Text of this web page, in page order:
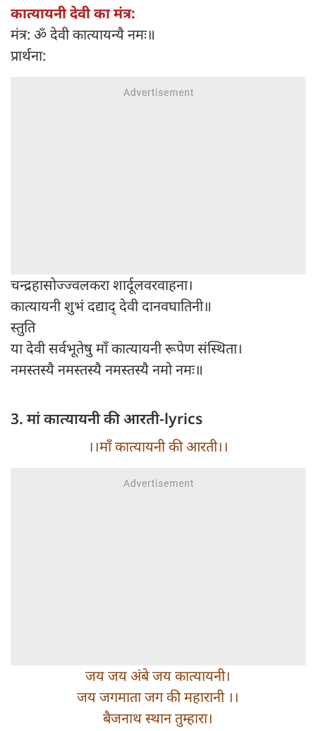
कात्यायनी देवी का मंत्र:
मंत्र: ॐ देवी कात्यायन्यै नमः॥
प्रार्थना:
चन्द्रहासोज्ज्वलकरा शार्दूलवरवाहना।
कात्यायनी शुभं दद्याद् देवी दानवघातिनी॥
स्तुति
या देवी सर्वभूतेषु माँ कात्यायनी रूपेण संस्थिता।
नमस्तस्यै नमस्तस्यै नमस्तस्यै नमो नमः॥
3. मां कात्यायनी की आरती-lyrics
।।माँ कात्यायनी की आरती।।
जय जय अंबे जय कात्यायनी।
जय जगमाता जग की महारानी ।।
बैजनाथ स्थान तुम्हारा।